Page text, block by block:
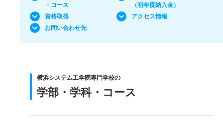
・コース
（初年度納入金）
資格取得
アクセス情報
お問い合わせ先
横浜システム工学院専門学校の
学部・学科・コース